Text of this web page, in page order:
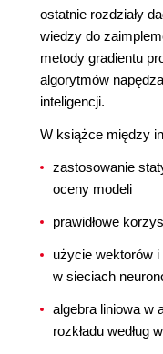
ostatnie rozdziały
wiedzy do
metody gradientu
algorytmów
inteligencji.
W książce między
zastosowanie
oceny modeli
prawidłowe
użycie wektorów i
w sieciach
algebra liniowa w
rozkładu według